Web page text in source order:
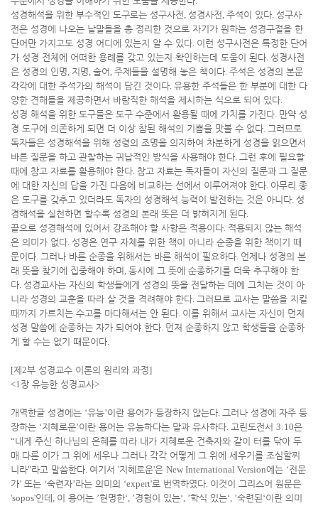
성경해석을 위한 부수적인 도구로는 성구사전, 성경사전, 주석이 있다. 성구사
전은 성경에 나오는 낱말들을 총 정리한 것으로 자기가 원하는 성경구절을 한
단어만 가지고도 성경 어디에 있는지 알 수 있다. 이런 성구사전은 특정한 단어
가 성경 전체에 어떠한 용례를 갖고 있는지 확인하는데 도움이 된다. 성경사전
은 성경의 인명, 지명, 술어 , 주제들을 설명해 놓은 책이다. 주석은 성경의 본문
각각에 대한 주석가의 해석이 담긴 것이다. 유용한 주석들은 한 부분에 대한 다
양한 견해들을 제공하면서 바람직한 해석을 제시하는 식으로 되어 있다.
성경 해석을 위한 도구들은 도구 수준에서 활용될 때에 가치를 가진다. 만약 성
경 도구에 의존하게 되면 더 이상 참된 해석의 기쁨을 맛볼 수 없다. 그러므로
독자들은 성경해석을 위해 성령의 조명을 의지하여 차분하게 성경을 읽으면서
바른 질문을 하고 관찰하는 귀납적인 방식을 사용해야 한다. 그런 후에 필요할
때에 참고 자료를 활용해야 한다. 참고 자료는 독자들이 자신의 질문과 그 질문
에 대한 자신의 답을 가진 다음에 비교하는 선에서 이루어져야 한다. 아무리 좋
은 도구를 갖추고 있더라도 독자의 성경해석 능력이 발전하는 것은 아니다. 성
경해석을 실천하면 할수록 성경의 본래 뜻은 더 밝혀지게 된다.
끝으로 성경해석에 있어서 강조해야 할 사항은 적용이다. 적용되지 않는 해석
은 의미가 없다. 성경은 연구 자체를 위한 책이 아니라 순종을 위한 책이기 때
문이다. 그러나 바른 순종을 위해서는 바른 해석이 필요하다. 언제나 성경의 본
래 뜻을 찾기에 집중해야 하며 , 동시에 그 뜻에 순종하기를 더욱 추구해야 한
다. 성경교사는 자신의 학생들에게 성경의 뜻을 전달하는 데에 그치는 것이 아
니라 성경의 교훈을 따라 살 것을 격려해야 한다. 그러므로 교사는 말씀을 지킬
때까지 가르치는 수고를 마다해서는 안 된다. 이를 위해서 교사는 자신이 먼저
성경 말씀에 순종하는 자가 되어야 한다. 먼저 순종하지 않고 학생들을 순종하
게 할 수는 없기 때문이다.
[제 2부 성경교수 이론의 원리와 과정]
<1장 유능한 성경교사>
개역한글 성경에는 ‘유능’이란 용어가 등장하지 않는다. 그러나 성경에 자주 등
장하는 ‘지혜로운’이란 용어는 유능하다는 말과 유사하다. 고린도전서 3:10은
“내게 주신 하나님의 은혜를 따라 내가 지혜로운 건축자와 같이 터를 닦아 두
매 다른 이가 그 위에 세우나 그러나 각각 어떻게 그 위에 세우기를 조심할찌
니라"라고 말씀한다. 여기서 '지혜로운'은 New International Version에는 ‘전문
가’ 또는 ‘숙련자’라는 의미의 ‘expert'로 번역하였다. 이것이 그리스어 원문은
'sopos'인데 , 이 용어는 ’현명한‘, ’경험이 있는‘, ’학식 있는‘, ’숙련된‘이란 의미